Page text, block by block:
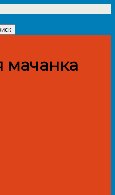
мачанка